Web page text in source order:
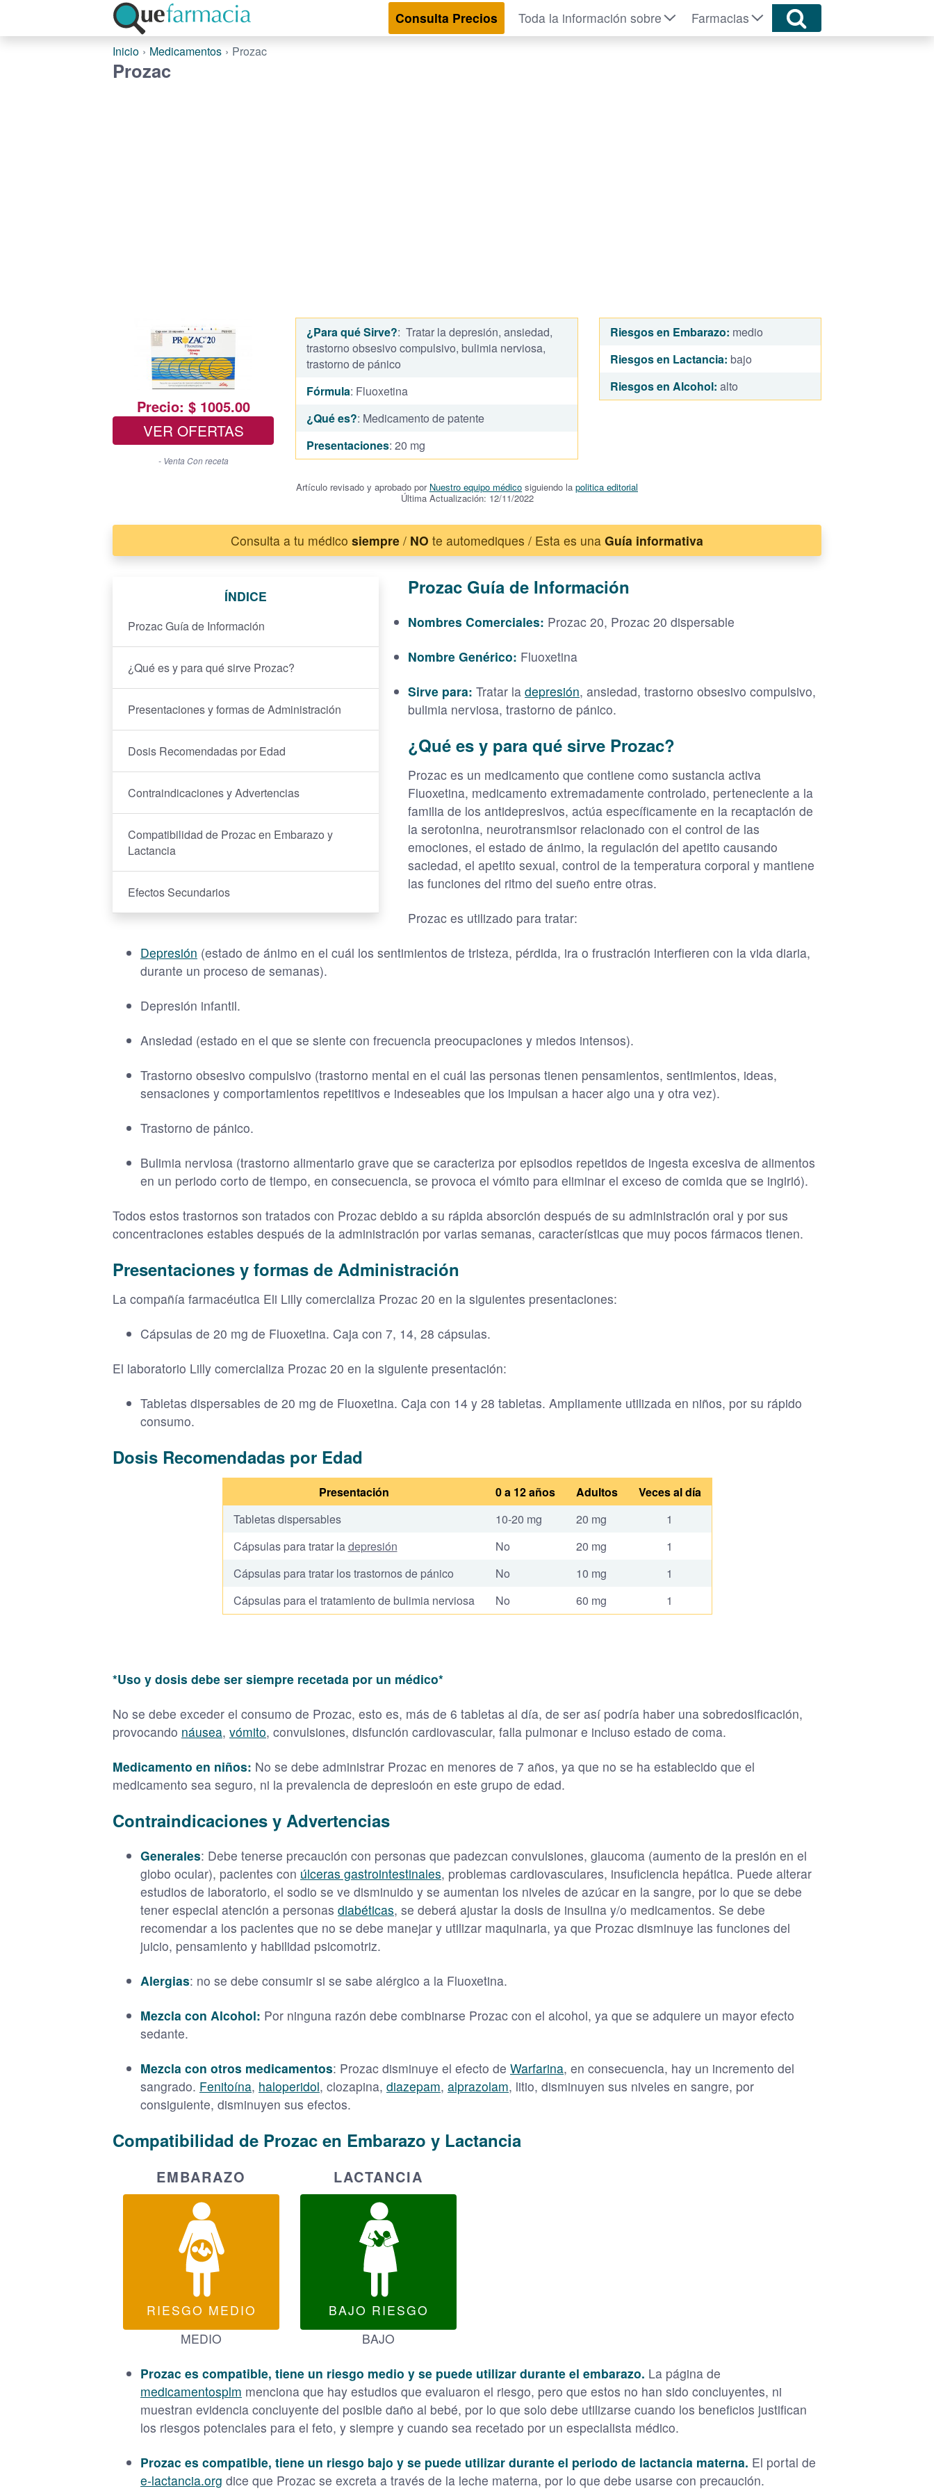
Consulta Precios Toda la información sobre Farmacias
Inicio Medicamentos Prozac
Prozac
Precio: $ 1005.00
VER OFERTAS
- Venta Con receta
¿Para qué Sirve?: Tratar la depresión, ansiedad,
trastorno obsesivo compulsivo, bulimia nerviosa,
trastorno de pánico
Fórmula: Fluoxetina
¿Qué es?: Medicamento de patente
Presentaciones: 20 mg
Riesgos en Embarazo: medio
Riesgos en Lactancia: bajo
Riesgos en Alcohol: alto
Artículo revisado y aprobado por Nuestro equipo médico siguiendo la politica editorial
Última Actualización: 12/11/2022
Consulta a tu médico siempre / NO te automediques / Esta es una Guía informativa
ÍNDICE
Prozac Guía de Información
¿Qué es y para qué sirve Prozac?
Presentaciones y formas de Administración
Dosis Recomendadas por Edad
Contraindicaciones y Advertencias
Compatibilidad de Prozac en Embarazo y
Lactancia
Efectos Secundarios
Prozac Guía de Información
Nombres Comerciales: Prozac 20, Prozac 20 dispersable
Nombre Genérico: Fluoxetina
Sirve para: Tratar la depresión, ansiedad, trastorno obsesivo compulsivo,
bulimia nerviosa, trastorno de pánico.
¿Qué es y para qué sirve Prozac?
Prozac es un medicamento que contiene como sustancia activa
Fluoxetina, medicamento extremadamente controlado, perteneciente a la
familia de los antidepresivos, actúa específicamente en la recaptación de
la serotonina, neurotransmisor relacionado con el control de las
emociones, el estado de ánimo, la regulación del apetito causando
saciedad, el apetito sexual, control de la temperatura corporal y mantiene
las funciones del ritmo del sueño entre otras.
Prozac es utilizado para tratar:
Depresión (estado de ánimo en el cuál los sentimientos de tristeza, pérdida, ira o frustración interfieren con la vida diaria,
durante un proceso de semanas).
Depresión infantil.
Ansiedad (estado en el que se siente con frecuencia preocupaciones y miedos intensos).
Trastorno obsesivo compulsivo (trastorno mental en el cuál las personas tienen pensamientos, sentimientos, ideas,
sensaciones y comportamientos repetitivos e indeseables que los impulsan a hacer algo una y otra vez).
Trastorno de pánico.
Bulimia nerviosa (trastorno alimentario grave que se caracteriza por episodios repetidos de ingesta excesiva de alimentos
en un periodo corto de tiempo, en consecuencia, se provoca el vómito para eliminar el exceso de comida que se ingirió).
Todos estos trastornos son tratados con Prozac debido a su rápida absorción después de su administración oral y por sus
concentraciones estables después de la administración por varias semanas, características que muy pocos fármacos tienen.
Presentaciones y formas de Administración
La compañía farmacéutica Eli Lilly comercializa Prozac 20 en la siguientes presentaciones:
Cápsulas de 20 mg de Fluoxetina. Caja con 7, 14, 28 cápsulas.
El laboratorio Lilly comercializa Prozac 20 en la siguiente presentación:
Tabletas dispersables de 20 mg de Fluoxetina. Caja con 14 y 28 tabletas. Ampliamente utilizada en niños, por su rápido
consumo.
Dosis Recomendadas por Edad
Presentación 0 a 12 años Adultos
Veces al día
Tabletas dispersables
10-20 mg 20 mg
1
Cápsulas para tratar ladepresión No 20 mg
1
Cápsulas para tratar los trastornos de pánico
No 10 mg
1
Cápsulas para el tratamiento de bulimia nerviosa
No 60 mg 1
*Uso y dosis debe ser siempre recetada por un médico*
No se debe exceder el consumo de Prozac, esto es, más de 6 tabletas al día, de ser así podría haber una sobredosificación,
provocando náusea, vómito, convulsiones, disfunción cardiovascular, falla pulmonar e incluso estado de coma.
Medicamento en niños: No se debe administrar Prozac en menores de 7 años, ya que no se ha establecido que el
medicamento sea seguro, ni la prevalencia de depresioón en este grupo de edad.
Contraindicaciones y Advertencias
Generales: Debe tenerse precaución con personas que padezcan convulsiones, glaucoma (aumento de la presión en el
globo ocular), pacientes con úlceras gastrointestinales, problemas cardiovasculares, insuficiencia hepática. Puede alterar
estudios de laboratorio, el sodio se ve disminuido y se aumentan los niveles de azúcar en la sangre, por lo que se debe
tener especial atención a personas diabéticas, se deberá ajustar la dosis de insulina y/o medicamentos. Se debe
recomendar a los pacientes que no se debe manejar y utilizar maquinaria, ya que Prozac disminuye las funciones del
juicio, pensamiento y habilidad psicomotriz.
Alergias: no se debe consumir si se sabe alérgico a la Fluoxetina.
Mezcla con Alcohol: Por ninguna razón debe combinarse Prozac con el alcohol, ya que se adquiere un mayor efecto
sedante.
Mezcla con otros medicamentos: Prozac disminuye el efecto de Warfarina, en consecuencia, hay un incremento del
sangrado. Fenitoína, haloperidol, clozapina, diazepam, alprazolam, litio, disminuyen sus niveles en sangre, por
consiguiente, disminuyen sus efectos.
Compatibilidad de Prozac en Embarazo y Lactancia
EMBARAZO
RIESGO MEDIO
MEDIO
LACTANCIA
BAJO RIESGO
BAJO
Prozac es compatible, tiene un riesgo medio y se puede utilizar durante el embarazo. La página de
medicamentosplm menciona que hay estudios que evaluaron el riesgo, pero que estos no han sido concluyentes, ni
muestran evidencia concluyente del posible daño al bebé, por lo que solo debe utilizarse cuando los beneficios justifican
los riesgos potenciales para el feto, y siempre y cuando sea recetado por un especialista médico.
Prozac es compatible, tiene un riesgo bajo y se puede utilizar durante el periodo de lactancia materna. El portal de
e-lactancia.org dice que Prozac se excreta a través de la leche materna, por lo que debe usarse con precaución.